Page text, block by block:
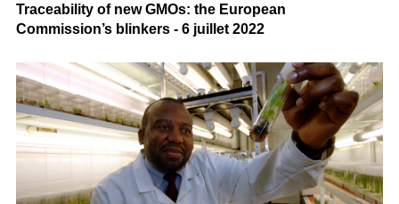
Traceability of new GMOs: the European
Commission’s blinkers - 6 juillet 2022